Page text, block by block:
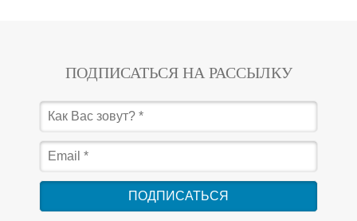
ПОДПИСАТЬСЯ НА РАССЫЛКУ
ПОДПИСАТЬСЯ